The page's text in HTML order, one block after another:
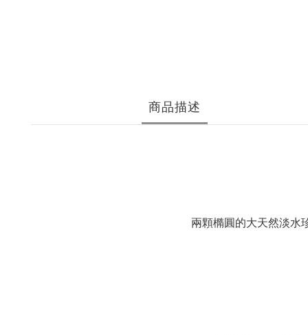
商品描述
兩顆橢圓的大天然淡水